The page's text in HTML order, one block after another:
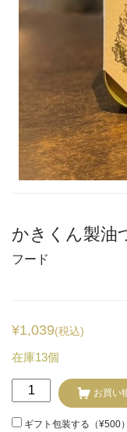
かきくん製油
フード
¥1,039(税込)
在庫13個
き
く
お買い
ギフト包装する（¥500）